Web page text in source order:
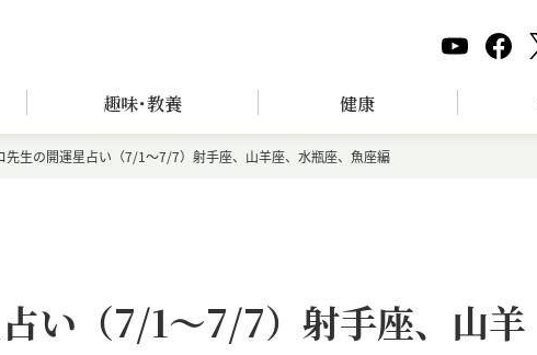
趣味･教養 健康
先生の開運星占い（7/1～7/7）射手座、山羊座、水瓶座、魚座編
い（7/1～7/7）射手座、山羊